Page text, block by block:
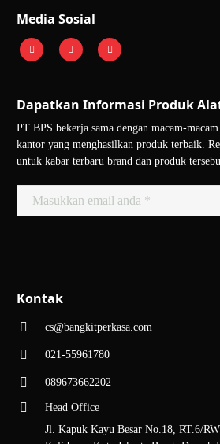
Media Sosial
Dapatkan Informasi Produk
PT BPS bekerja sama dengan macam-
kantor yang menghasilkan produk terbaik.
untuk kabar terbaru brand dan produk
Kontak
cs@bangkitperkasa.com
021-55961780
089673662202
Head Office
Jl. Kapuk Kayu Besar No.18, RT.6/